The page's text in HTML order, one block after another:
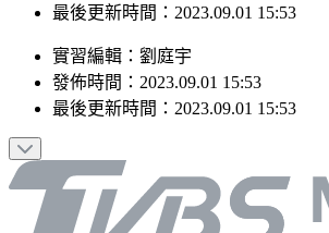
最後更新時間：2023.09.01 15:53
實習編輯 ： 劉庭宇
發佈時間： 2023.09.01 15:53
最後更新時間： 2023.09.01 15:53